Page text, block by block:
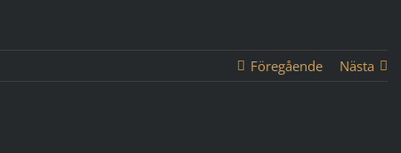
Föregående Nästa